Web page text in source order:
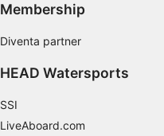
Membership
Diventa partner
HEAD Watersports
SSI
LiveAboard.com